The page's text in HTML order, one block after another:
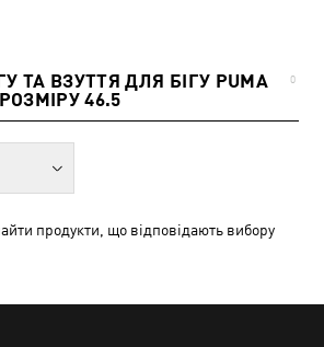
ТА ВЗУТТЯ ДЛЯ БІГУ PUMA
РОЗМІРУ 46.5
0
продукти, що відповідають вибору